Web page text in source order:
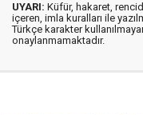
UYARI: Küfür, hakaret,
içeren, imla kuralları ile
Türkçe karakter
onaylanmamaktadır.